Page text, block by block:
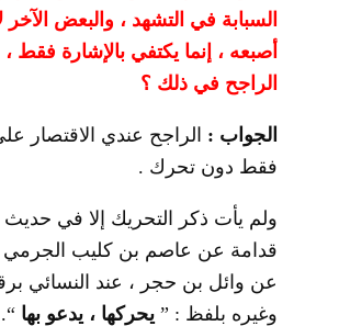
السبابة في التشهد ، والبعض الآخر
أصبعه ، إنما يكتفي بالإشارة فقط
الراجح في ذلك ؟
الجواب : الراجح عندي الاقتصار
فقط دون تحرك .
ولم يأت ذكر التحريك إلا في حديث
قدامة عن عاصم بن كليب الجرمي
وغيره بلفظ : ”يحركها ، يدعو بها “.